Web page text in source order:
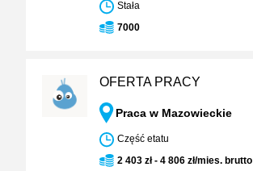
Stała
7000
OFERTA PRACY
Praca w Mazowieckie
Część etatu
2 403 zł - 4 806 zł/mies. brutto